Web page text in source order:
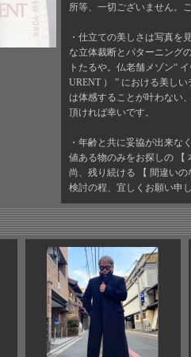
所等、一切ございません。
・仕立ての美しさは写真を
な立体裁断とパターニング
トたるや。仏老舗メゾン“
URENT ） ” における美し
は体感することが叶わない
頂ければ幸いです。
・年齢と共に妥協が出来な
値ある物のみをお探しの 【
尚、残り続ける 【 間違い
検討の程、宜しくお願い申